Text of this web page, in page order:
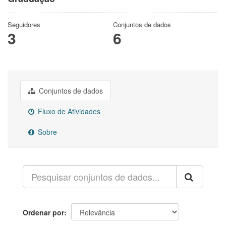
Seguidores
3
Conjuntos de dados
6
Conjuntos de dados
Fluxo de Atividades
Sobre
Ordenar por